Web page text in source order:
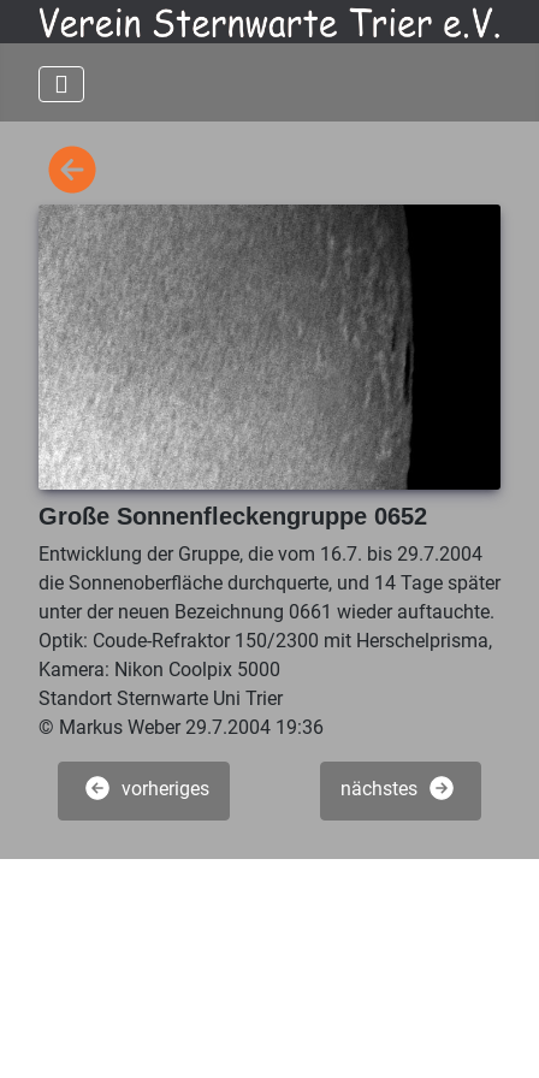
Große Sonnenfleckengruppe 0652
Entwicklung der Gruppe, die vom 16.7. bis 29.7.2004
die Sonnenoberfläche durchquerte, und 14 Tage später
unter der neuen Bezeichnung 0661 wieder auftauchte.
Optik: Coude-Refraktor 150/2300 mit Herschelprisma,
Kamera: Nikon Coolpix 5000
Standort Sternwarte Uni Trier
© Markus Weber 29.7.2004 19:36
vorheriges nächstes